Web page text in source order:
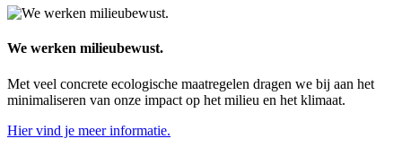
We werken milieubewust.
Met veel concrete ecologische maatregelen dragen we bij aan het
minimaliseren van onze impact op het milieu en het klimaat.
Hier vind je meer informatie.